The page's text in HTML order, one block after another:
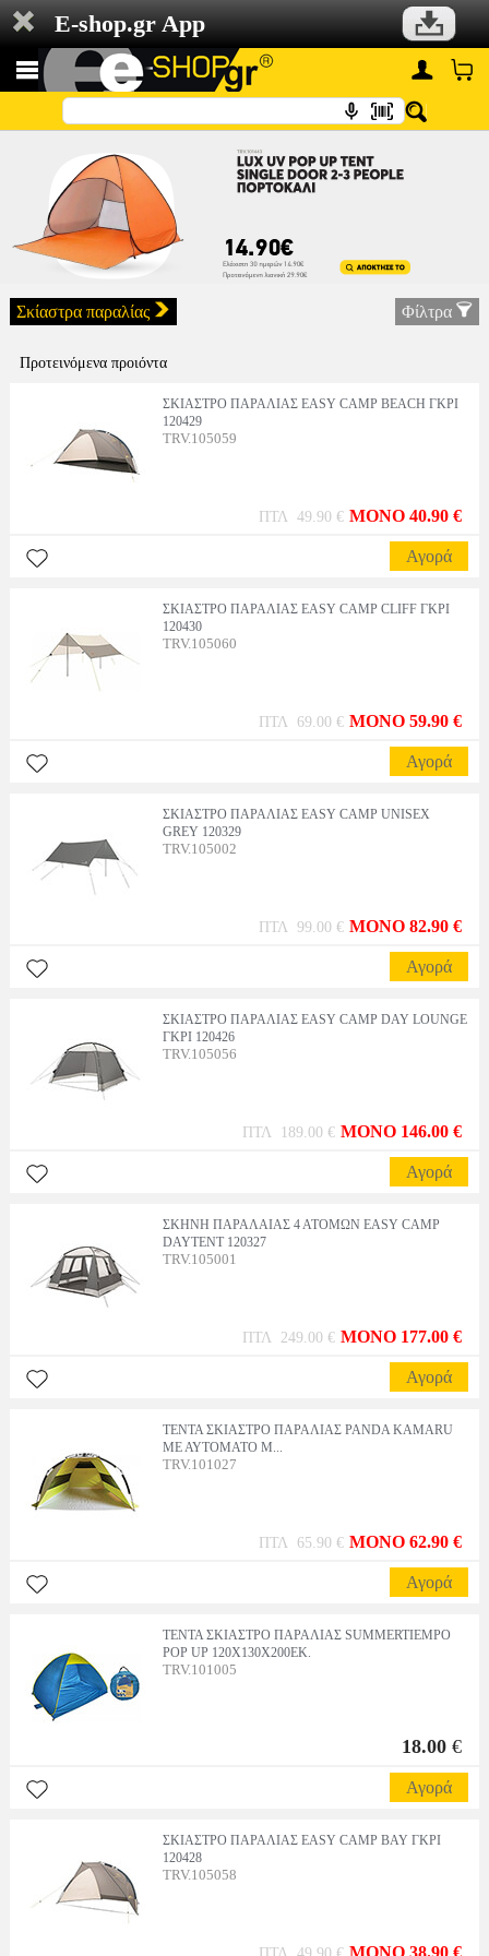
E-shop.gr App
Σκίαστρα παραλίας Φίλτρα
Προτεινόμενα προιόντα
ΣΚΙΑΣΤΡΟ ΠΑΡΑΛΙΑΣ EASY CAMP BEACH ΓΚΡΙ
120429
TRV.105059
ΠΤΛ 49.90 € MONO 40.90 €
Αγορά
ΣΚΙΑΣΤΡΟ ΠΑΡΑΛΙΑΣ EASY CAMP CLIFF ΓΚΡΙ
120430
TRV.105060
ΠΤΛ 69.00 € MONO 59.90 €
Αγορά
ΣΚΙΑΣΤΡΟ ΠΑΡΑΛΙΑΣ EASY CAMP UNISEX
GREY 120329
TRV.105002
ΠΤΛ 99.00 € MONO 82.90 €
Αγορά
ΣΚΙΑΣΤΡΟ ΠΑΡΑΛΙΑΣ EASY CAMP DAY LOUNGE
ΓΚΡΙ 120426
TRV.105056
ΠΤΛ 189.00 € MONO 146.00 €
Αγορά
ΣΚΗΝΗ ΠΑΡΑΛΑΙΑΣ 4 ΑΤΟΜΩΝ EASY CAMP
DAYTENT 120327
TRV.105001
ΠΤΛ 249.00 € MONO 177.00 €
Αγορά
ΤΕΝΤΑ ΣΚΙΑΣΤΡΟ ΠΑΡΑΛΙΑΣ PANDA KAMARU
ΜΕ ΑΥΤΟΜΑΤΟ Μ...
TRV.101027
ΠΤΛ 65.90 € MONO 62.90 €
Αγορά
ΤΕΝΤΑ ΣΚΙΑΣΤΡΟ ΠΑΡΑΛΙΑΣ SUMMERTIEMPO
POP UP 120X130X200ΕΚ.
TRV.101005
18.00€
Αγορά
ΣΚΙΑΣΤΡΟ ΠΑΡΑΛΙΑΣ EASY CAMP BAY ΓΚΡΙ
120428
TRV.105058
MONO 38.90 €